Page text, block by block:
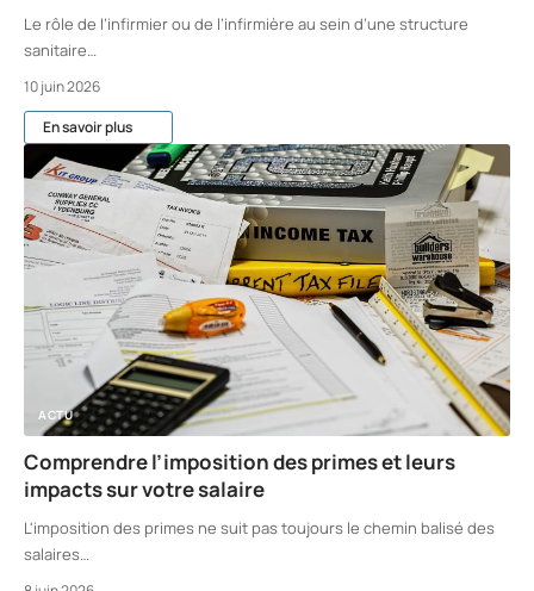
Le rôle de l’infirmier ou de l’infirmière au sein d’une structure
sanitaire
10 juin 2026
En savoir plus
ACTU
Comprendre l’imposition des primes et leurs
impacts sur votre salaire
L'imposition des primes ne suit pas toujours le chemin balisé des
salaires…